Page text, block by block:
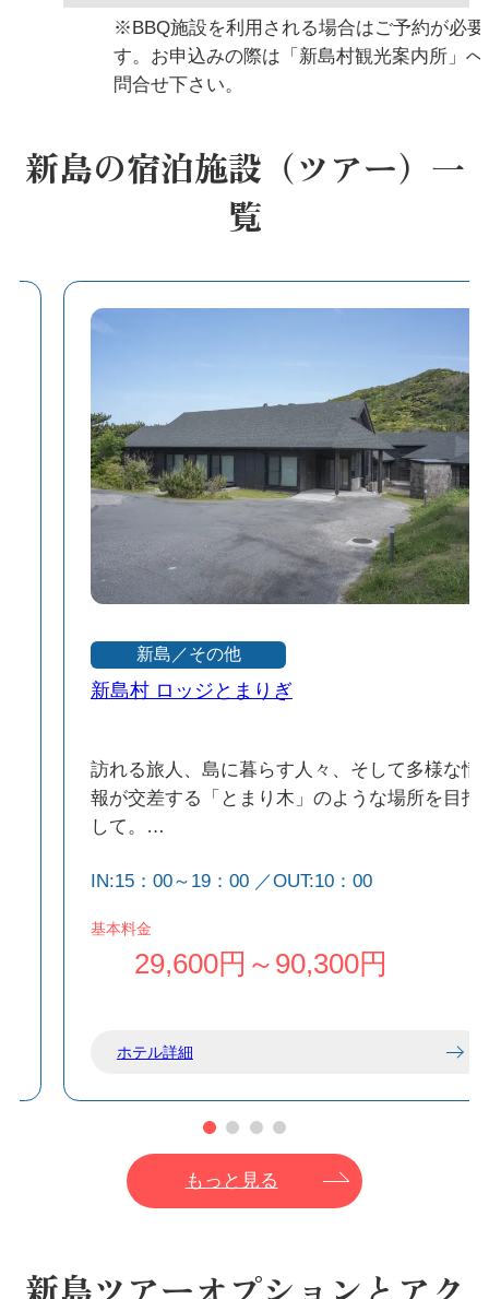
※BBQ施設を利用される場合はご予約が必要
す。お申込みの際は「新島村観光案内所」へ
問合せ下さい。
新島の宿泊施設（ツアー）一
覧
新島／その他
新島村 ロッジとまりぎ
訪れる旅人、島に暮らす人々、そして多様な情
報が交差する「とまり木」のような場所を目指
して。
島の南部で緑に囲まれた静かな空間は、温泉へ
IN:15：00～19：00 ／OUT:10：00
基本料金
29,600円～90,300円
ホテル詳細
もっと見る
新島ツアーオプションとアク